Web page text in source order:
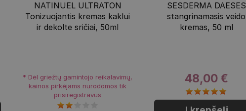
NATINUEL ULTRATON
Tonizuojantis kremas kaklui
ir dekolte sričiai, 50ml
* Dėl griežtų gamintojo reikalavimų,
kainos pirkėjams nurodomos tik
prisiregistravus
SESDERMA DAESES
stangrinamasis veido
kremas, 50 ml
48,00 €